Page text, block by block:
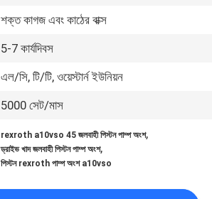
শক্ত কাগজ এবং কাঠের বাক্স
5-7 কার্যদিবস
এল/সি, টি/টি, ওয়েস্টার্ন ইউনিয়ন
5000 সেট/মাস
rexroth a10vso 45 জলবাহী পিস্টন পাম্প অংশ,
ড্রাইভ খাদ জলবাহী পিস্টন পাম্প অংশ,
পিস্টন rexroth পাম্প অংশ a10vso